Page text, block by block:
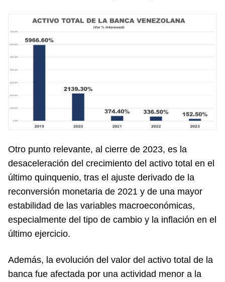
Otro punto relevante, al cierre de 2023, es la
desaceleración del crecimiento del activo total en el
último quinquenio, tras el ajuste derivado de la
reconversión monetaria de 2021 y de una mayor
estabilidad de las variables macroeconómicas,
especialmente del tipo de cambio y la inflación en el
último ejercicio.
Además, la evolución del valor del activo total de la
banca fue afectada por una actividad menor a la